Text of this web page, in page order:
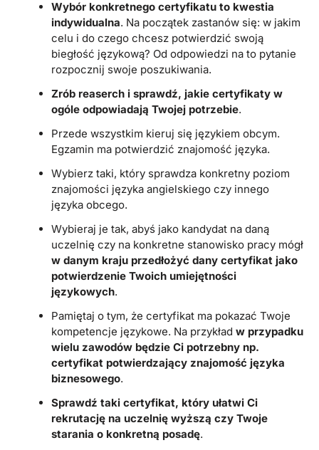
Wybór konkretnego certyfikatu to kwestia
indywidualna. Na początek zastanów się: w jakim
celu i do czego chcesz potwierdzić swoją
biegłość językową? Od odpowiedzi na to pytanie
rozpocznij swoje poszukiwania.
Zrób reaserch i sprawdź, jakie certyfikaty w
ogóle odpowiadają Twojej potrzebie.
Przede wszystkim kieruj się językiem obcym.
Egzamin ma potwierdzić znajomość języka.
Wybierz taki, który sprawdza konkretny poziom
znajomości języka angielskiego czy innego
języka obcego.
Wybieraj je tak, abyś jako kandydat na daną
uczelnię czy na konkretne stanowisko pracy mógł
w danym kraju przedłożyć dany certyfikat jako
potwierdzenie Twoich umiejętności
językowych.
Pamiętaj o tym, że certyfikat ma pokazać Twoje
kompetencje językowe. Na przykład w przypadku
wielu zawodów będzie Ci potrzebny np.
certyfikat potwierdzający znajomość języka
biznesowego.
Sprawdź taki certyfikat, który ułatwi Ci
rekrutację na uczelnię wyższą czy Twoje
starania o konkretną posadę.